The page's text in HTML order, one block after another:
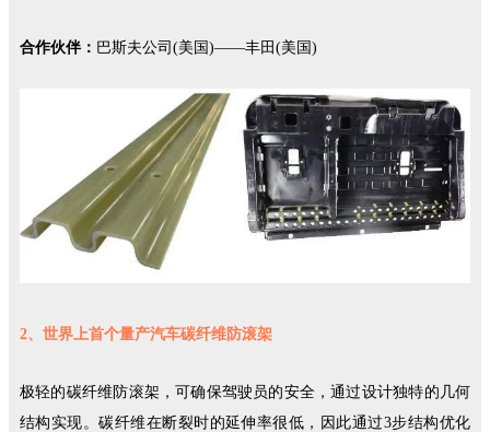
合作伙伴： 巴斯夫公司(美国)——丰田(美国)
2、世界上首个量产汽车碳纤维防滚架
极轻的碳纤维防滚架，可确保驾驶员的安全，通过设计独特的几何
结构实现。碳纤维在断裂时的延伸率很低，因此通过3步结构优化